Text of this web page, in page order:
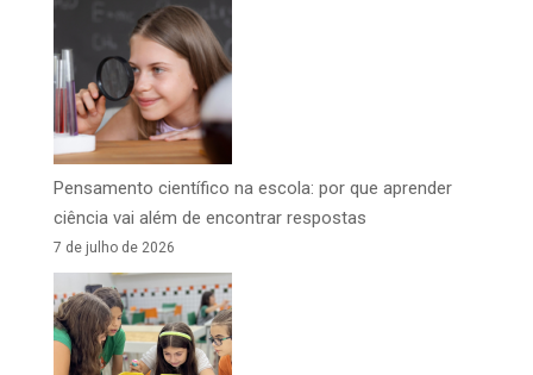
Pensamento científico na escola: por que aprender
ciência vai além de encontrar respostas
7 de julho de 2026